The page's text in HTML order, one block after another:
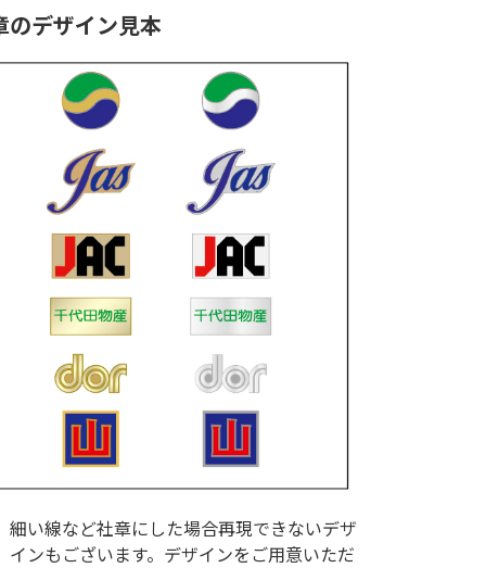
のデザイン見本
細い線など社章にした場合再現できないデザ
インもございます。デザインをご用意いただ